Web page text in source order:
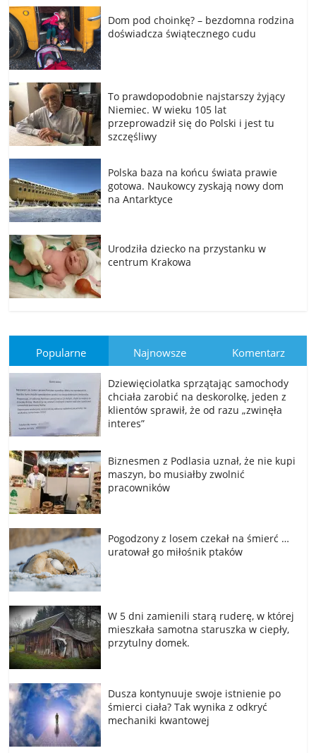
Dom pod choinkę? – bezdomna rodzina
doświadcza świątecznego cudu
To prawdopodobnie najstarszy żyjący
Niemiec. W wieku 105 lat
przeprowadził się do Polski i jest tu
szczęśliwy
Polska baza na końcu świata prawie
gotowa. Naukowcy zyskają nowy dom
na Antarktyce
Urodziła dziecko na przystanku w
centrum Krakowa
Popularne Najnowsze Komentarz
Dziewięciolatka sprzątając samochody
chciała zarobić na deskorolkę, jeden z
klientów sprawił, że od razu „zwinęła
interes”
Biznesmen z Podlasia uznał, że nie kupi
maszyn, bo musiałby zwolnić
pracowników
Pogodzony z losem czekał na śmierć …
uratował go miłośnik ptaków
W 5 dni zamienili starą ruderę, w której
mieszkała samotna staruszka w ciepły,
przytulny domek.
Dusza kontynuuje swoje istnienie po
śmierci ciała? Tak wynika z odkryć
mechaniki kwantowej